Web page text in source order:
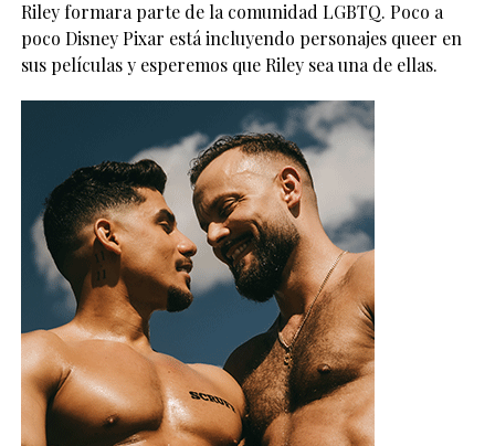
Riley formara parte de la comunidad LGBTQ. Poco a
poco Disney Pixar está incluyendo personajes queer en
sus películas y esperemos que Riley sea una de ellas.